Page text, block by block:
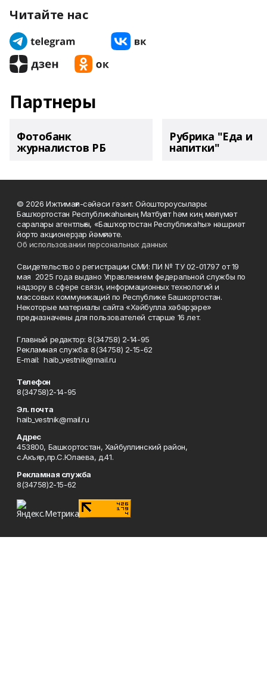
Читайте нас
Партнеры
Фотобанк
журналистов РБ
Рубрика "Еда и
напитки"
© 2026 Ижтимағи-сәйәси гәзит. Ойоштороусылары:
Башҡортостан Республикаһының Матбуғат һәм киң мәғлүмәт
саралары агентлығы, «Башҡортостан Республикаһы» нәшриәт
йорто акционерҙар йәмғиәте.
Об использовании персональных данных
Свидетельство о регистрации СМИ: ПИ № ТУ 02-01797 от 19
мая 2025 года выдано Управлением федеральной службы по
надзору в сфере связи, информационных технологий и
массовых коммуникаций по Республике Башкортостан.
Некоторые материалы сайта «Хәйбулла хәбәрҙәре»
предназначены для пользователей старше 16 лет.
Главный редактор: 8(34758) 2-14-95
Рекламная служба: 8(34758) 2-15-62
Е-mаil: haib_vestnik@mail.ru
Телефон
8(34758)2-14-95
Эл. почта
haib_vestnik@mail.ru
Адрес
453800, Башкортостан, Хайбуллинский район,
с.Акъяр,пр.С.Юлаева, д.41.
Рекламная служба
8(34758)2-15-62